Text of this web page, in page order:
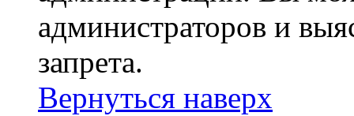
администраторов и
запрета.
Вернуться наверх